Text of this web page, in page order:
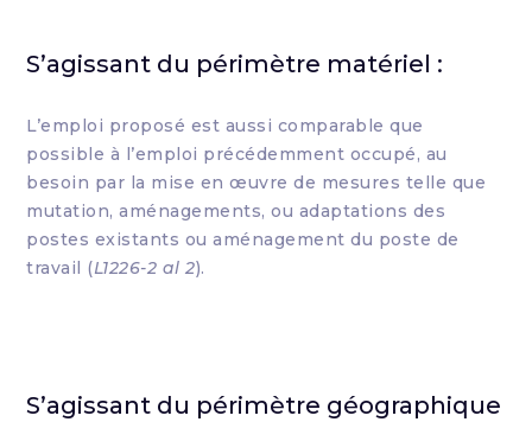
S’agissant du périmètre matériel :
L’emploi proposé est aussi comparable que
possible à l’emploi précédemment occupé, au
besoin par la mise en œuvre de mesures telle que
mutation, aménagements, ou adaptations des
postes existants ou aménagement du poste de
travail (L1226-2 al 2).
S’agissant du périmètre géographique